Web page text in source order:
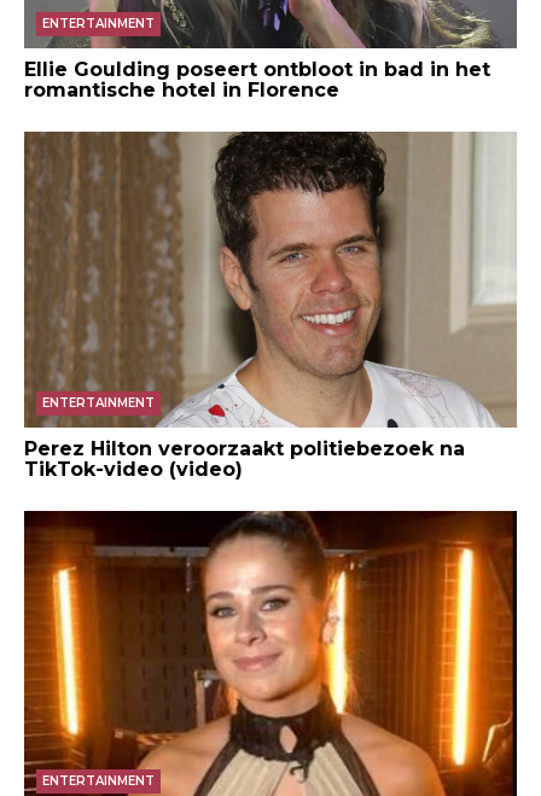
ENTERTAINMENT
Ellie Goulding poseert ontbloot in bad in het
romantische hotel in Florence
ENTERTAINMENT
Perez Hilton veroorzaakt politiebezoek na
TikTok-video (video)
ENTERTAINMENT